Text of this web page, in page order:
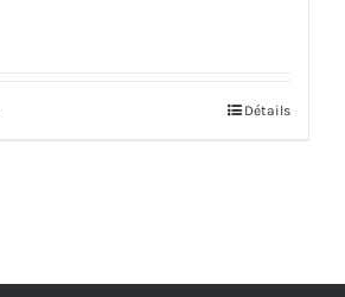
Détails